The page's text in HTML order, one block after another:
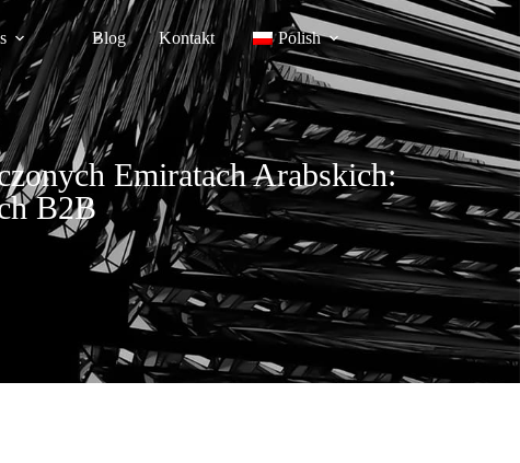
Blog Kontakt Polish
Emiratach Arabskich:
B2B